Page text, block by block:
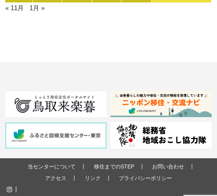
« 11月 1月 »
当センターについて 移住までのSTEP
お問い合わせ
アクセス
リンク プライバシーポリシー